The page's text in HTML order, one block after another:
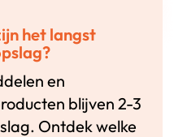
het langst
en
blijven 2-3
Ontdek welke